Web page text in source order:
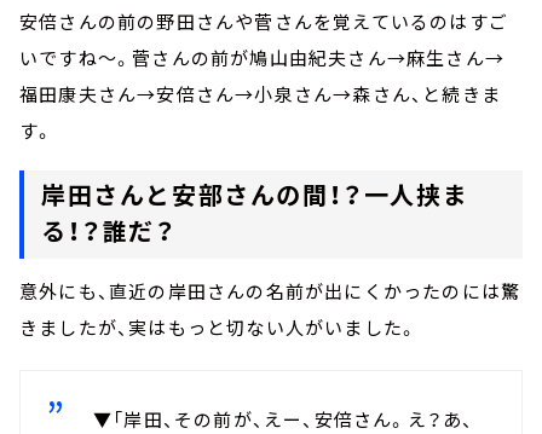
安倍さんの前の野田さんや菅さんを覚えているのはすご
いですね～。菅さんの前が鳩山由紀夫さん→麻生さん→
福田康夫さん→安倍さん→小泉さん→森さん、と続きま
す。
岸田さんと安部さんの間！？一人挟ま
る！？誰だ？
意外にも、直近の岸田さんの名前が出にくかったのには驚
きましたが、実はもっと切ない人がいました。
▼「岸田、その前が、えー、安倍さん。え？あ、